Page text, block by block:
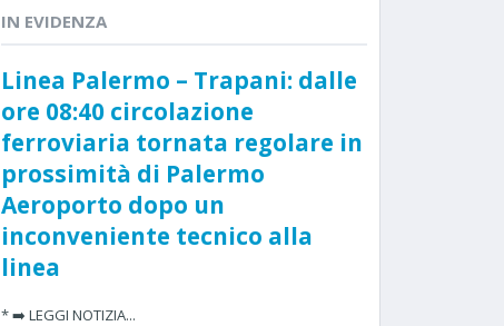
IN EVIDENZA
Linea Palermo – Trapani: dalle
ore 08:40 circolazione
ferroviaria tornata regolare in
prossimità di Palermo
Aeroporto dopo un
inconveniente tecnico alla
linea
* ➡️ LEGGI NOTIZIA...